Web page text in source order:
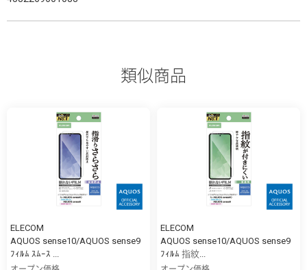
類似商品
ELECOM
AQUOS sense10/AQUOS sense9
ﾌｨﾙﾑ ｽﾑｰｽ ...
ELECOM
AQUOS sense10/AQUOS sense9
ﾌｨﾙﾑ 指紋...